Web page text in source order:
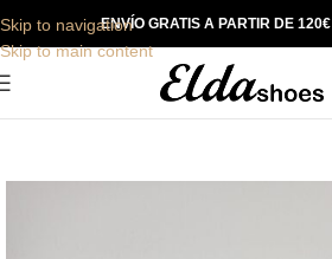
Skip to navigation
Skip to main content
ENVÍO GRATIS A PARTIR DE 120€